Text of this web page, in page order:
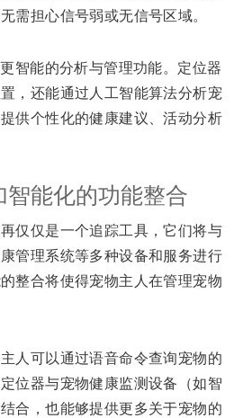
需担心信号弱或无信号区域。
智能的分析与管理功能。定位器
，还能通过人工智能算法分析宠
供个性化的健康建议、活动分析
能化的功能整合
仅仅是一个追踪工具，它们将与
管理系统等多种设备和服务进行
整合将使得宠物主人在管理宠物
人可以通过语音命令查询宠物的
位器与宠物健康监测设备（如智
合，也能够提供更多关于宠物的